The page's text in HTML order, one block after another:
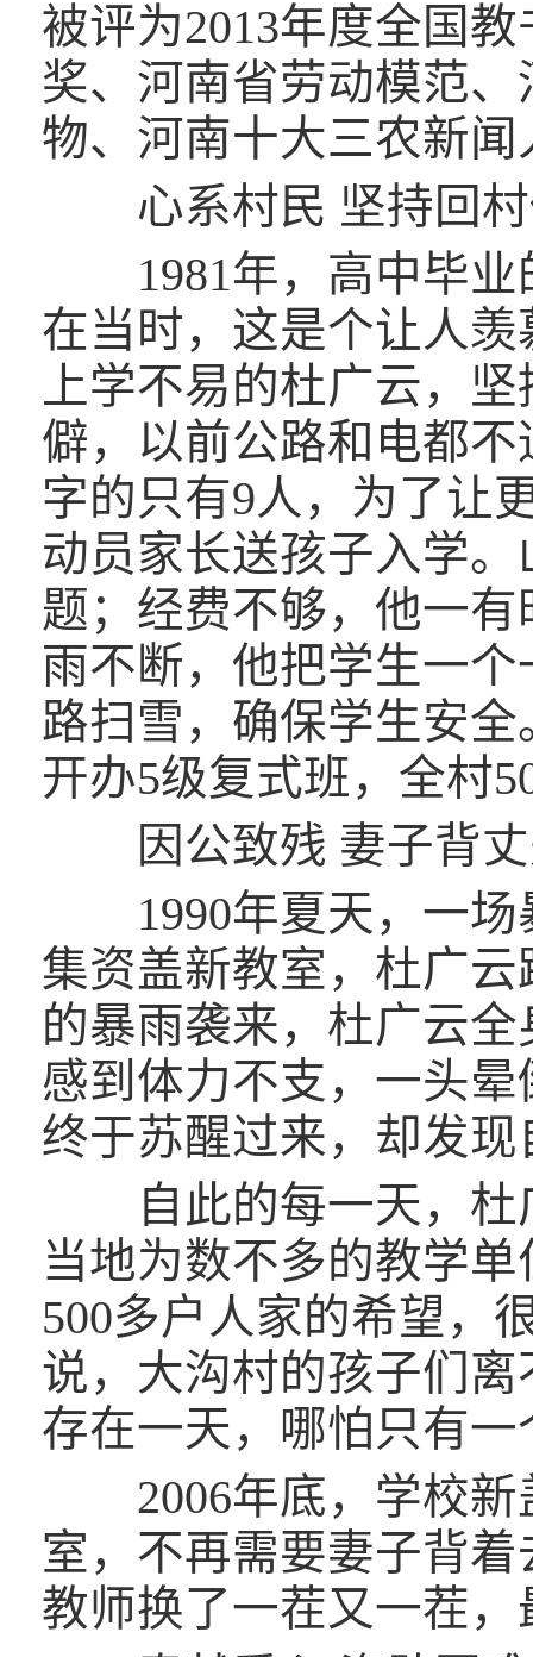
被评为2013年度全国
奖、河南省劳动模范
物、河南十大三农新
心系村民 坚持回村
1981年，高中毕业
在当时，这是个让人
上学不易的杜广云，
僻，以前公路和电都
字的只有9人，为了让
动员家长送孩子入学
题；经费不够，他一
雨不断，他把学生一
路扫雪，确保学生安
开办5级复式班，全村
因公致残 妻子背丈
1990年夏天，一场
集资盖新教室，杜广
的暴雨袭来，杜广云
感到体力不支，一头
终于苏醒过来，却发
自此的每一天，杜
当地为数不多的教学
500多户人家的希望，
说，大沟村的孩子们
存在一天，哪怕只有
2006年底，学校新
室，不再需要妻子背
教师换了一茬又一茬